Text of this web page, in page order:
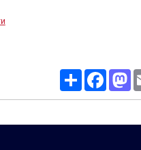
Share